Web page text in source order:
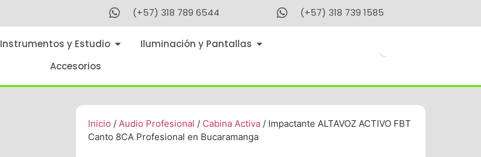
(+57) 318 789 6544 (+57) 318 739 1585
Instrumentos y Estudio
Iluminación y Pantallas
Accesorios
Inicio / Audio Profesional / Cabina Activa / Impactante ALTAVOZ ACTIVO FBT
Canto 8CA Profesional en Bucaramanga